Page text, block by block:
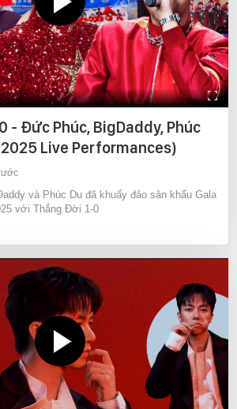
- Đức Phúc, BigDaddy, Phúc
Live Performances)
và Phúc Du đã khuấy đảo sân khấu Gala
với Thắng Đời 1-0